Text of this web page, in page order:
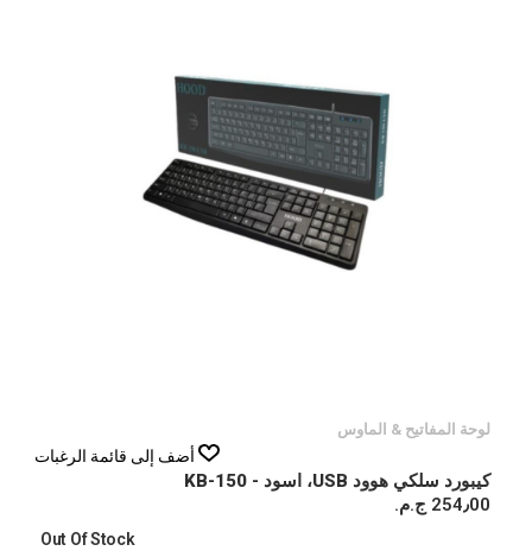
لوحة المفاتيح & الماوس
أضف إلى قائمة الرغبات
كيبورد سلكي هوود USB، اسود - KB-150
254٫00 ج.م.‏
Out Of Stock